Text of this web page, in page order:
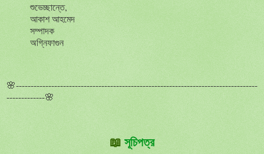
শুভেচ্ছান্তে,
আকাশআহমেদ
সম্পাদক
অগ্নিফাগুন
🌸----------------------------------------------------------------------------------
-------------🌸
📖 সূচিপত্র